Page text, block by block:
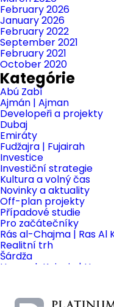
February 2026
January 2026
February 2022
September 2021
February 2021
October 2020
Kategórie
Abú Zabí
Ajmán | Ajman
Developeři a projekty
Dubaj
Emiráty
Fudžajra | Fujairah
Investice
Investiční strategie
Kultura a volný čas
Novinky a aktuality
Off-plan projekty
Případové studie
Pro začátečníky
Rás al-Chajma | Ras Al
Realitní trh
Šárdža
Umm al-Kajvajn | Umm